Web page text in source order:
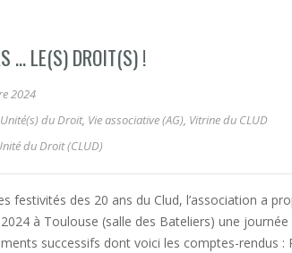
… LE(S) DROIT(S) !
2024
Unité(s) du Droit, Vie associative (AG), Vitrine du CLUD
du Droit (CLUD)
festivités des 20 ans du Clud, l’association a
à Toulouse (salle des Bateliers) une journée
successifs dont voici les comptes-rendus :